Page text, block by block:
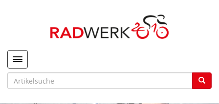
Toggle navigation